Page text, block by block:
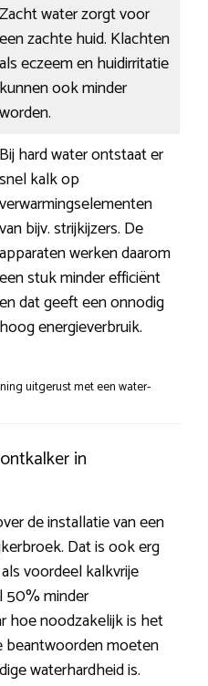
Zacht water zorgt voor
een zachte huid. Klachten
als eczeem en huidirritatie
kunnen ook minder
worden.
Bij hard water ontstaat er
snel kalk op
verwarmingselementen
van bijv. strijkijzers. De
apparaten werken daarom
een stuk minder efficiënt
en dat geeft een onnodig
hoog energieverbruik.
uitgerust met een water-
in
de installatie van een
Dat is ook erg
voordeel kalkvrije
50% minder
hoe noodzakelijk is het
beantwoorden moeten
waterhardheid is.